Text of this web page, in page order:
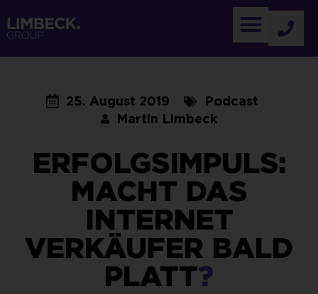
25. August 2019
Podcast
Martin Limbeck
ERFOLGSIMPULS:
MACHT DAS
INTERNET
VERKÄUFER BALD
PLATT?